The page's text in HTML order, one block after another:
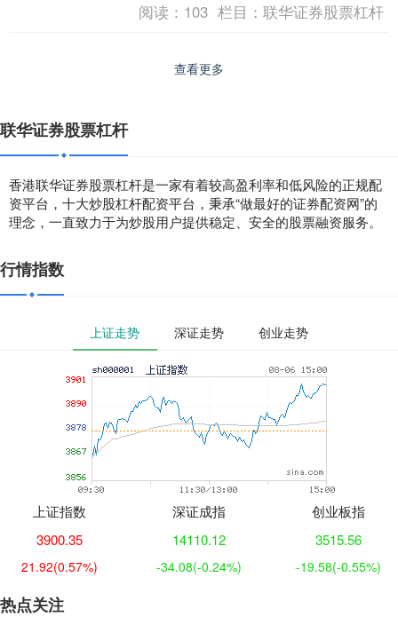
阅读： 103 栏目： 联华证券股票杠杆
查看更多
联华证券股票杠杆
香港联华证券股票杠杆是一家有着较高盈利率和低风险的正规配
资平台，十大炒股杠杆配资平台，秉承“做最好的证券配资网”的
理念，一直致力于为炒股用户提供稳定、安全的股票融资服务。
行情指数
上证走势 深证走势 创业走势
上证指数
3900.35
21.92(0.57%)
深证成指
14110.12
-34.08(-0.24%)
创业板指
3515.56
-19.58(-0.55%)
热点关注